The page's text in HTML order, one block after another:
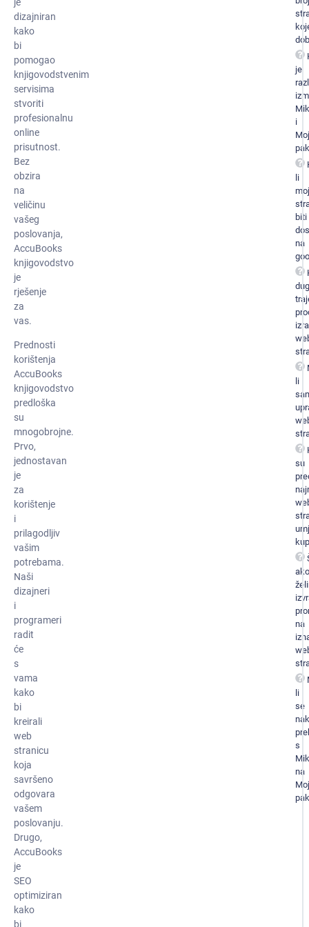
dizajniran
kako
bi
pomogao
knjigovodstvenim
servisima
stvoriti
profesionalnu
online
prisutnost.
Bez
obzira
na
veličinu
vašeg
poslovanja,
AccuBooks
knjigovodstvo
je
rješenje
za
vas.
Prednosti
korištenja
AccuBooks
knjigovodstvo
predloška
su
mnogobrojne.
Prvo,
jednostavan
je
za
korištenje
i
prilagodljiv
vašim
potrebama.
Naši
dizajneri
i
programeri
radit
će
s
vama
kako
bi
kreirali
web
stranicu
koja
savršeno
odgovara
vašem
poslovanju.
Drugo,
AccuBooks
je
SEO
optimiziran
kako
bi
je
i
li
biti
na
li
su
ako
na
li
se
s
na